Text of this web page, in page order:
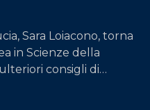
Sara Loiacono, torna
in Scienze della
consigli di
Sorrentino-Pagano